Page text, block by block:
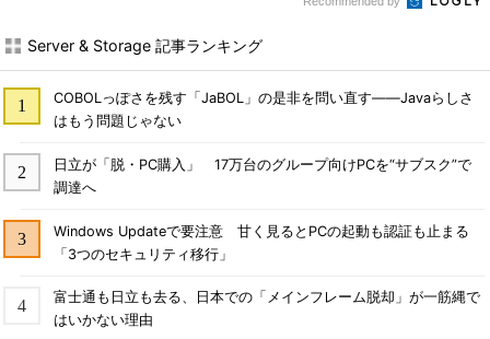
Server & Storage 記事ランキング
COBOLっぽさを残す「JaBOL」の是非を問い直す――Javaらしさ
はもう問題じゃない
日立が「脱・PC購入」 17万台のグループ向けPCを“サブスク”で
調達へ
Windows Updateで要注意 甘く見るとPCの起動も認証も止まる
「3つのセキュリティ移行」
富士通も日立も去る、日本での「メインフレーム脱却」が一筋縄で
はいかない理由